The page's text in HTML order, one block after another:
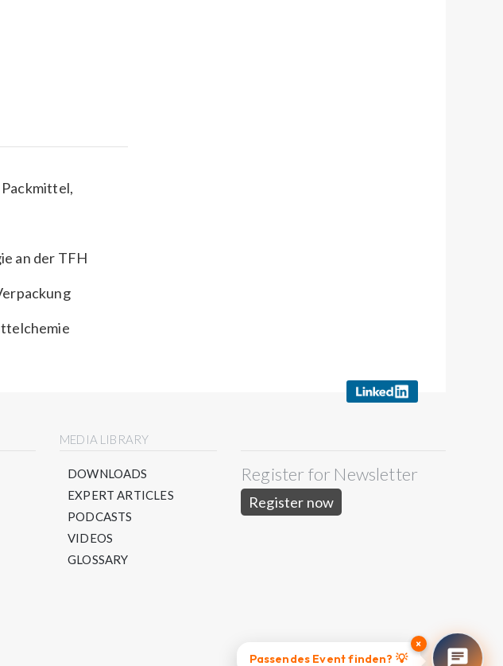
an der TFH
MEDIA LIBRARY
DOWNLOADS
EXPERT ARTICLES
PODCASTS
VIDEOS
GLOSSARY
Register for Newsletter
Register now
×
Passendes Event finden? 💡